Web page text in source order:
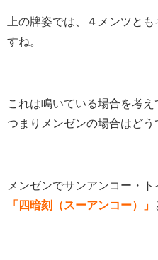
上の牌姿では、４メンツと
すね。
これは鳴いている場合を考え
つまりメンゼンの場合はどう
メンゼンでサンアンコー・
「四暗刻（スーアンコー）」